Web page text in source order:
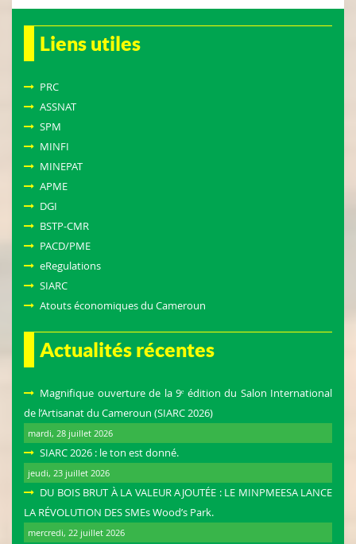
Liens utiles
PRC
ASSNAT
SPM
MINFI
MINEPAT
APME
DGI
BSTP-CMR
PACD/PME
eRegulations
SIARC
Atouts économiques du Cameroun
Actualités récentes
Magnifique ouverture de la 9ᵉ édition du Salon International
de l’Artisanat du Cameroun (SIARC 2026)
mardi, 28 juillet 2026
SIARC 2026 : le ton est donné.
jeudi, 23 juillet 2026
DU BOIS BRUT À LA VALEUR AJOUTÉE : LE MINPMEESA LANCE
LA RÉVOLUTION DES SMEs Wood’s Park.
mercredi, 22 juillet 2026